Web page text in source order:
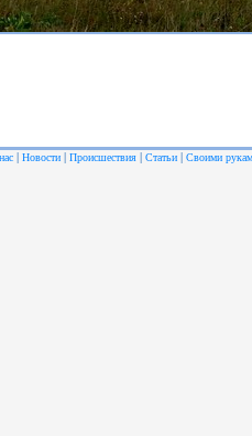
| Новости | Происшествия | Статьи | Своими